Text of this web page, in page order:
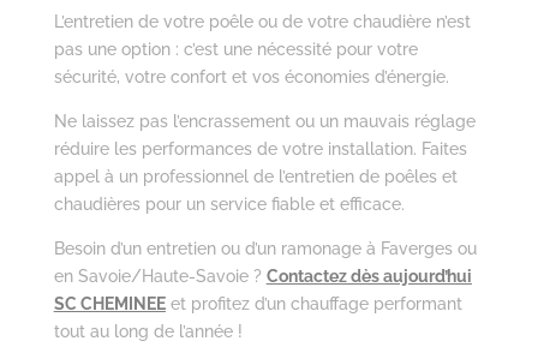
L’entretien de votre poêle ou de votre chaudière n’est
pas une option : c’est une nécessité pour votre
sécurité, votre confort et vos économies d’énergie.
Ne laissez pas l’encrassement ou un mauvais réglage
réduire les performances de votre installation. Faites
appel à un professionnel de l’entretien de poêles et
chaudières pour un service fiable et efficace.
Besoin d’un entretien ou d’un ramonage à Faverges ou
en Savoie/Haute-Savoie ? Contactez dès aujourd’hui
SC CHEMINEEet profitez d’un chauffage performant
tout au long de l’année !